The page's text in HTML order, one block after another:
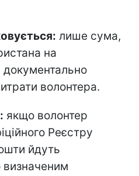
лише сума,
на
документально
волонтера.
якщо волонтер
Реєстру
йдуть
визначеним